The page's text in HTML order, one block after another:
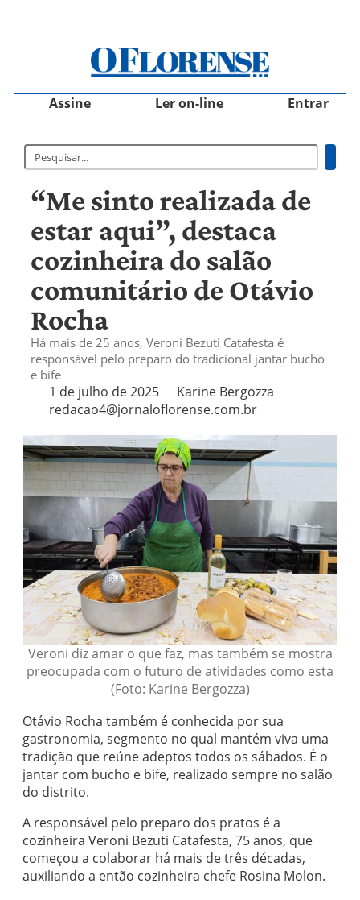
Assine Ler on-line Entrar
“Me sinto realizada de
estar aqui”, destaca
cozinheira do salão
comunitário de Otávio
Rocha
Há mais de 25 anos, Veroni Bezuti Catafesta é
responsável pelo preparo do tradicional jantar bucho
e bife
1 de julho de 2025
Karine Bergozza
redacao4@jornaloflorense.com.br
Veroni diz amar o que faz, mas também se mostra
preocupada com o futuro de atividades como esta
(Foto: Karine Bergozza)
Otávio Rocha também é conhecida por sua
gastronomia, segmento no qual mantém viva uma
tradição que reúne adeptos todos os sábados. É o
jantar com bucho e bife, realizado sempre no salão
do distrito.
A responsável pelo preparo dos pratos é a
cozinheira Veroni Bezuti Catafesta, 75 anos, que
começou a colaborar há mais de três décadas,
auxiliando a então cozinheira chefe Rosina Molon.